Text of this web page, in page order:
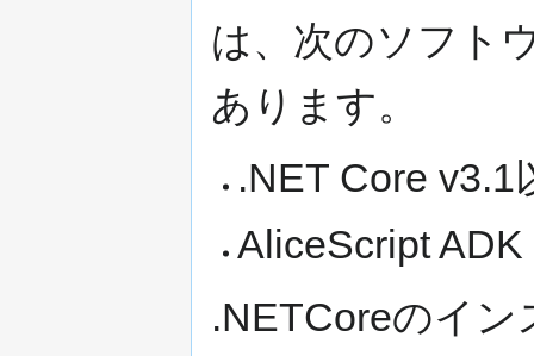
は、次のソフト
あります。
.NET Core v3.1
AliceScript ADK
.NETCoreのイ